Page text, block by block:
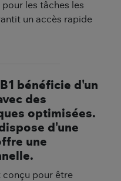
les tâches les
un accès rapide
bénéficie d'un
des
optimisées.
d'une
une
conçu pour être